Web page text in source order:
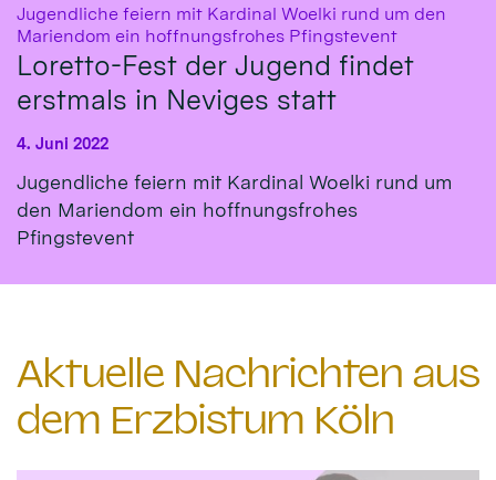
Jugendliche feiern mit Kardinal Woelki rund um den
Mariendom ein hoffnungsfrohes Pfingstevent:
Loretto-Fest der Jugend findet
erstmals in Neviges statt
4. Juni 2022
Jugendliche feiern mit Kardinal Woelki rund um
den Mariendom ein hoffnungsfrohes
Pfingstevent
Aktuelle Nachrichten aus
dem Erzbistum Köln